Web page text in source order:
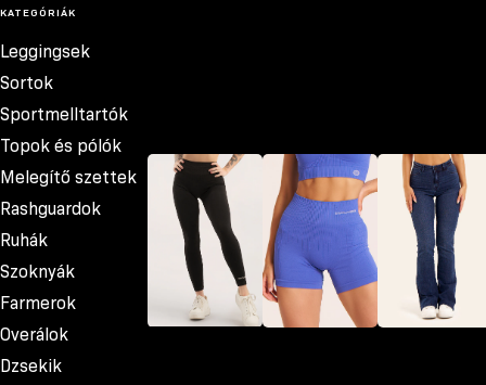
KATEGÓRIÁK
Leggingsek
Sortok
Sportmelltartók
Topok és pólók
Melegítő szettek
Rashguardok
Ruhák
Szoknyák
Farmerok
Overálok
Dzsekik